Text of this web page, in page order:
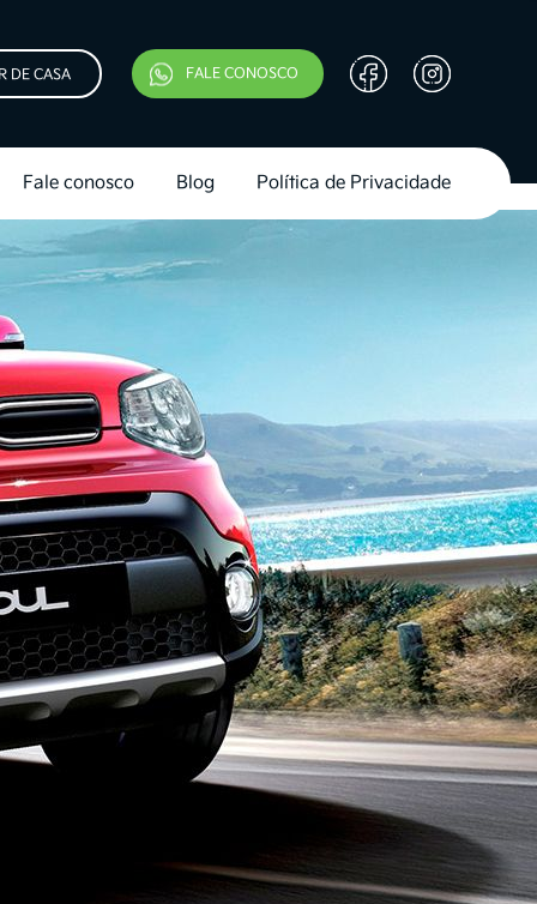
DE CASA FALE CONOSCO
Fale conosco Blog Política de Privacidade